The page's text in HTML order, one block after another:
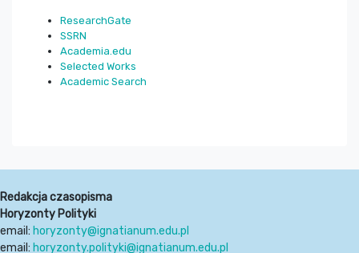
ResearchGate
SSRN
Academia.edu
Selected Works
Academic Search
Redakcja czasopisma
Horyzonty Polityki
email: horyzonty@ignatianum.edu.pl
email: horyzonty.polityki@ignatianum.edu.pl